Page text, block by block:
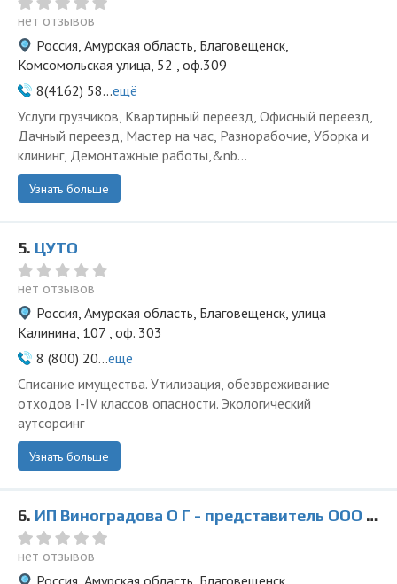
нет отзывов
Россия, Амурская область, Благовещенск,
Комсомольская улица, 52 , оф.309
8(4162) 58...ещё
Услуги грузчиков, Квартирный переезд, Офисный переезд,
Дачный переезд, Мастер на час, Разнорабочие, Уборка и
клининг, Демонтажные работы,&nb...
Узнать больше
5. ЦУТО
нет отзывов
Россия, Амурская область, Благовещенск, улица
Калинина, 107 , оф. 303
8 (800) 20...ещё
Списание имущества. Утилизация, обезвреживание
отходов I-IV классов опасности. Экологический
аутсорсинг
Узнать больше
6. ИП Виноградова О Г - представитель ООО Ведущая Утилизирующая Компания
нет отзывов
Россия, Амурская область, Благовещенск,